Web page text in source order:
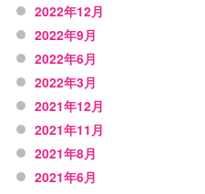
2022年12月
2022年9月
2022年6月
2022年3月
2021年12月
2021年11月
2021年8月
2021年6月